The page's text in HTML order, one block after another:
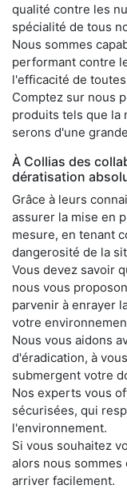
qualité contre les
spécialité de tous
Nous sommes
performant contre
l'efficacité de
Comptez sur nous
produits tels que la
serons d'une
À Collias des
dératisation
Grâce à leurs
assurer la mise en
mesure, en tenant
dangerosité de la
Vous devez savoir
nous vous
parvenir à enrayer
votre
Nous vous aidons
d'éradication, à
submergent votre
Nos experts vous
sécurisées, qui
l'environnement.
Si vous souhaitez
alors nous
arriver facilement.